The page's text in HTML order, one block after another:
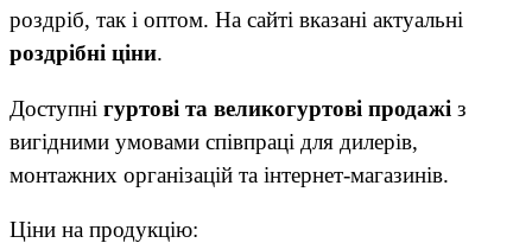
роздріб, так і оптом. На сайті вказані актуальні
роздрібні ціни.
Доступні гуртові та великогуртові продажі з
вигідними умовами співпраці для дилерів,
монтажних організацій та інтернет-магазинів.
Ціни на продукцію: